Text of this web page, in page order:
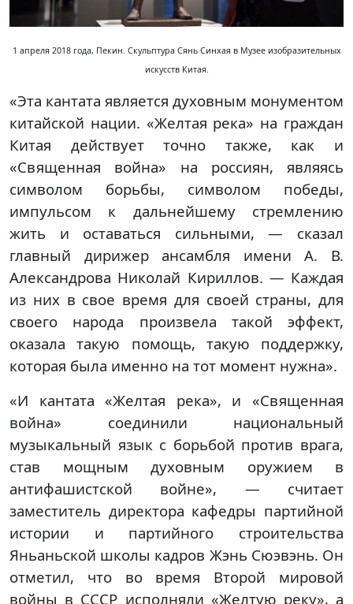
1 апреля 2018 года, Пекин. Скульптура Сянь Синхая в Музее изобразительных
искусств Китая.
«Эта кантата является духовным монументом
китайской нации. «Желтая река» на граждан
Китая действует точно также, как и
«Священная война» на россиян, являясь
символом борьбы, символом победы,
импульсом к дальнейшему стремлению
жить и оставаться сильными, — сказал
главный дирижер ансамбля имени А. В.
Александрова Николай Кириллов. — Каждая
из них в свое время для своей страны, для
своего народа произвела такой эффект,
оказала такую помощь, такую поддержку,
которая была именно на тот момент нужна».
«И кантата «Желтая река», и «Священная
война» соединили национальный
музыкальный язык с борьбой против врага,
став мощным духовным оружием в
антифашистской войне», — считает
заместитель директора кафедры партийной
истории и партийного строительства
Яньаньской школы кадров Жэнь Сюэвэнь. Он
отметил, что во время Второй мировой
войны в СССР исполняли «Желтую реку», а